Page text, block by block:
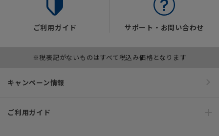
ご利用ガイド サポート・お問い合わせ
※税表記がないものはすべて税込み価格となります
キャンペーン情報
ご利用ガイド